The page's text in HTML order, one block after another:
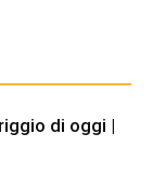
di oggi |